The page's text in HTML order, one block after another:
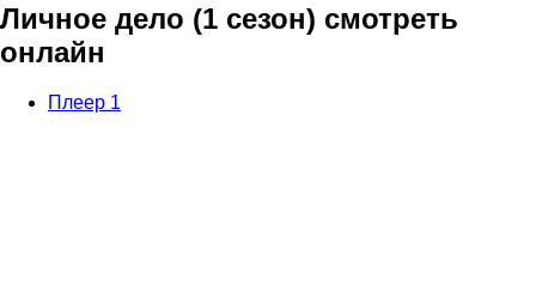
Личное дело (1 сезон) смотреть
онлайн
Плеер 1